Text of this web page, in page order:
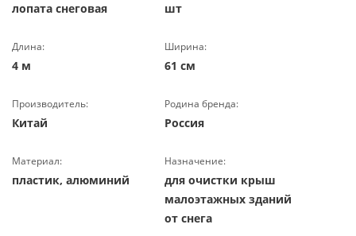
лопата снеговая шт
Длина:
4 м
Ширина:
61 см
Производитель:
Китай
Родина бренда:
Россия
Материал:
пластик, алюминий
Назначение:
для очистки крыш
малоэтажных зданий
от снега